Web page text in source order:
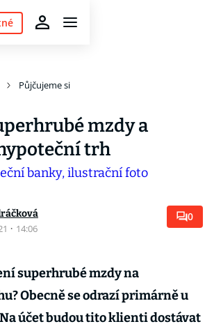
Půjčujeme si
mzdy a
trh
· 14:06
0
superhrubé mzdy na
Obecně se odrazí primárně u
účet budou tito klienti dostávat